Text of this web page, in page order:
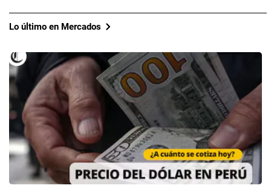
Lo último en Mercados